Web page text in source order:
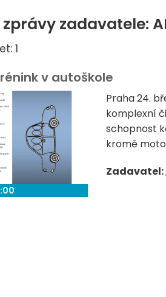
zadavatele:
1
v autoškole
Praha 24.
komplexní
schopnost
kromě
Zadavatel: